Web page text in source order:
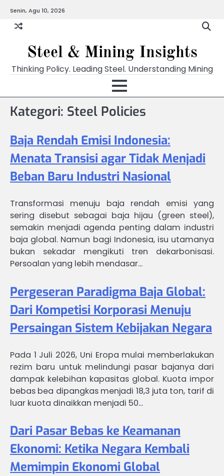
content
Senin, Agu 10, 2026
Steel & Mining Insights
Thinking Policy. Leading Steel. Understanding Mining
Kategori: Steel Policies
Baja Rendah Emisi Indonesia:
Menata Transisi agar Tidak Menjadi
Beban Baru Industri Nasional
Transformasi menuju baja rendah emisi yang
sering disebut sebagai baja hijau (green steel),
semakin menjadi agenda penting dalam industri
baja global. Namun bagi Indonesia, isu utamanya
bukan sekadar mengikuti tren dekarbonisasi.
Persoalan yang lebih mendasar…
Pergeseran Paradigma Baja Global:
Dari Kompetisi Korporasi Menuju
Persaingan Sistem Kebijakan Negara
Pada 1 Juli 2026, Uni Eropa mulai memberlakukan
rezim baru untuk melindungi pasar bajanya dari
dampak kelebihan kapasitas global. Kuota impor
bebas bea dipangkas menjadi 18,3 juta ton, tarif di
luar kuota dinaikkan menjadi 50…
Dari Pasar Bebas ke Keamanan
Ekonomi: Ketika Negara Kembali
Memimpin Ekonomi Global